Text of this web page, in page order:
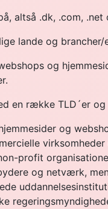
altså .dk, .com, .net
lande og
og
en række TLD´er
og
profit
og netværk,